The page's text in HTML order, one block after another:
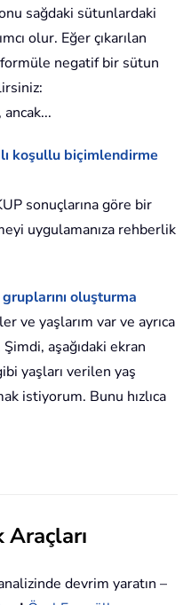
sağdaki sütunlardaki
olur. Eğer çıkarılan
negatif bir sütun
koşullu biçimlendirme
sonuçlarına göre bir
uygulamanıza rehberlik
oluşturma
ve yaşlarım var ve ayrıca
aşağıdaki ekran
yaşları verilen yaş
istiyorum. Bunu hızlıca
devrim yaratın –